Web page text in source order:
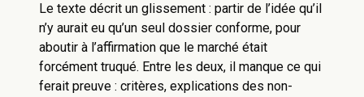
Le texte décrit un glissement : partir de l’idée qu’il
n’y aurait eu qu’un seul dossier conforme, pour
aboutir à l’affirmation que le marché était
forcément truqué. Entre les deux, il manque ce qui
ferait preuve : critères, explications des non-